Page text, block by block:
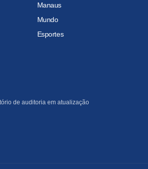
Manaus
Mundo
Esportes
de auditoria em atualização